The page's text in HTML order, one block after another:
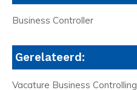
Business Controller
Gerelateerd:
Vacature Business Controlling